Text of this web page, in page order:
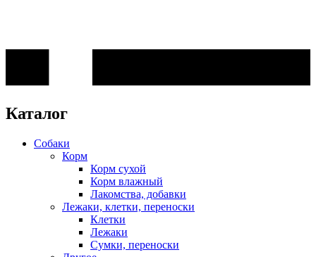
Каталог
Собаки
Корм
Корм сухой
Корм влажный
Лакомства, добавки
Лежаки, клетки, переноски
Клетки
Лежаки
Сумки, переноски